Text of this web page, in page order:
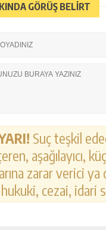
GÖRÜŞ BELİRT
Suç teşkil
aşağılayıcı,
zarar verici
cezai, idari